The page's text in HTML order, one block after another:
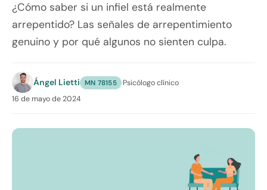
¿Cómo saber si un infiel está realmente
arrepentido? Las señales de arrepentimiento
genuino y por qué algunos no sienten culpa.
Ángel Lietti MN 78155 ·Psicólogo clínico
16 de mayo de 2024